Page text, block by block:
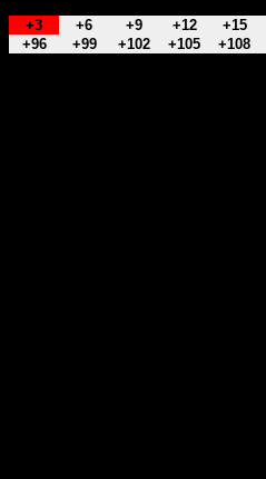
+3 +6 +9 +12 +15
+96
+99 +102 +105 +108